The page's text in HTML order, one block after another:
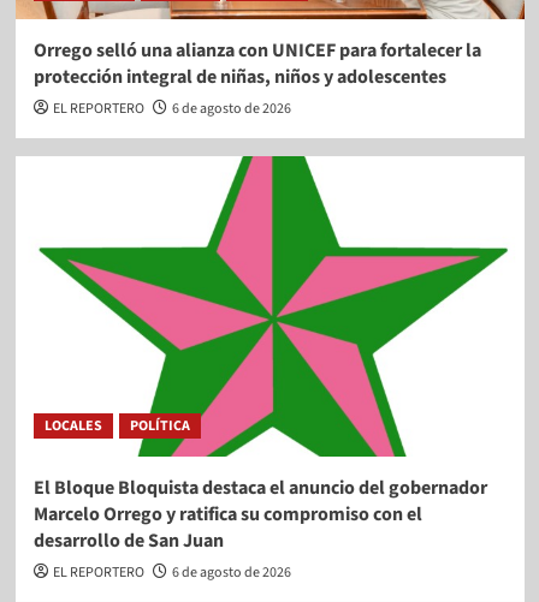
Orrego selló una alianza con UNICEF para fortalecer la
protección integral de niñas, niños y adolescentes
EL REPORTERO 6 de agosto de 2026
LOCALES POLÍTICA
El Bloque Bloquista destaca el anuncio del gobernador
Marcelo Orrego y ratifica su compromiso con el
desarrollo de San Juan
EL REPORTERO 6 de agosto de 2026